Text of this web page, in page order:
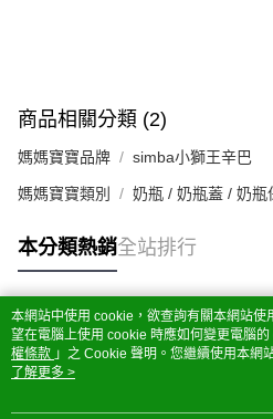
商品相關分類 (2)
媽媽寶寶品牌 simba小獅王辛巴
媽媽寶寶類別 奶瓶 / 奶瓶蓋 / 奶瓶
本分類熱銷全站排行
熱門標籤
本網站中使用 cookie，欲查詢有關本網站
望在電腦上使用 cookie 時應如何變更電腦
權條款 」之 Cookie 聲明。您繼續使用本網
用條款之 Cookie 聲明使用 cookie。
了解更多 >